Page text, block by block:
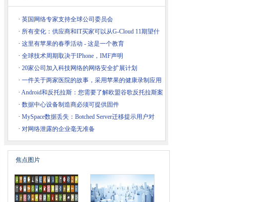
· 英国网络专家支持全球公司委员会
· 所有变化：供应商和IT买家可以从G-Cloud 11期望什
么？
· 这里有苹果的春季活动 - 这是一个教育
· 全球技术周期取决于IPhone，IMF声明
· 20家公司加入科技网络的网络安全扩展计划
· 一件关于两家医院的故事，采用苹果的健康录制应用
· Android和反托拉斯：您需要了解欧盟谷歌反托拉斯案
件
· 数据中心设备制造商必须可提供固件
· MySpace数据丢失：Botched Server迁移提示用户对
· 对网络泄露的企业毫无准备
焦点图片